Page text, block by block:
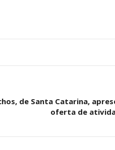
de Santa Catarina,
oferta de